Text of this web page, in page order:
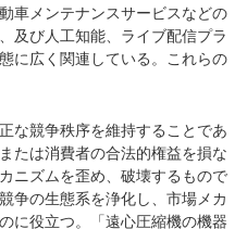
車メンテナンスサービスなどの
及び人工知能、ライブ配信プラ
に広く関連している。これらの
な競争秩序を維持することであ
たは消費者の合法的権益を損な
ニズムを歪め、破壊するもので
争の生態系を浄化し、市場メカ
に役立つ。「遠心圧縮機の機器